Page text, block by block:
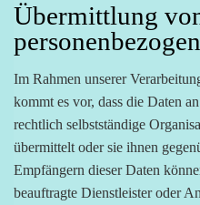
Übermittlung
Im Rahmen unserer
kommt es vor, dass die Daten
rechtlich selbstständige
übermittelt oder sie ihnen
Empfängern dieser Daten
beauftragte Dienstleister oder